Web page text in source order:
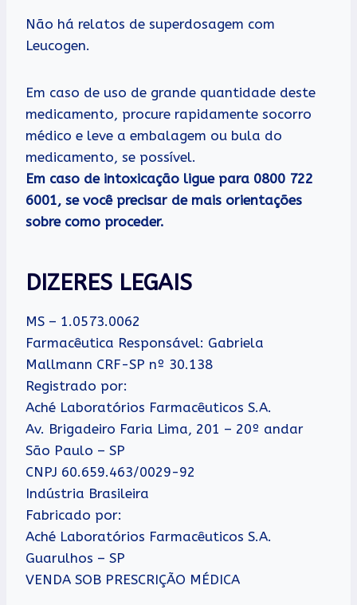
Não há relatos de superdosagem com
Leucogen.
Em caso de uso de grande quantidade deste
medicamento, procure rapidamente socorro
médico e leve a embalagem ou bula do
medicamento, se possível.
Em caso de intoxicação ligue para 0800 722
6001, se você precisar de mais orientações
sobre como proceder.
DIZERES LEGAIS
MS – 1.0573.0062
Farmacêutica Responsável: Gabriela
Mallmann CRF-SP nº 30.138
Registrado por:
Aché Laboratórios Farmacêuticos S.A.
Av. Brigadeiro Faria Lima, 201 – 20º andar
São Paulo – SP
CNPJ 60.659.463/0029-92
Indústria Brasileira
Fabricado por:
Aché Laboratórios Farmacêuticos S.A.
Guarulhos – SP
VENDA SOB PRESCRIÇÃO MÉDICA